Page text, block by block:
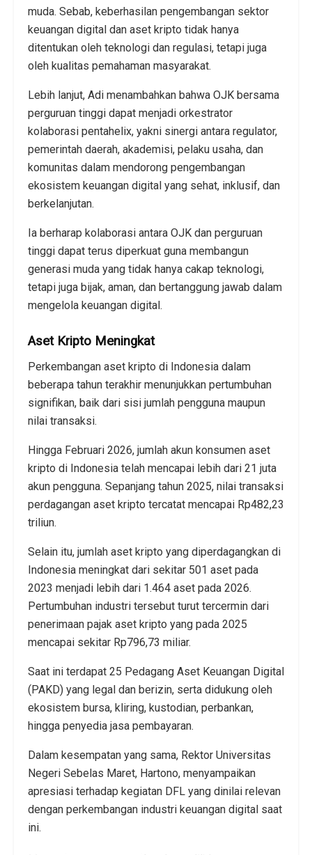
muda. Sebab, keberhasilan pengembangan sektor
keuangan digital dan aset kripto tidak hanya
ditentukan oleh teknologi dan regulasi, tetapi juga
oleh kualitas pemahaman masyarakat.
Lebih lanjut, Adi menambahkan bahwa OJK bersama
perguruan tinggi dapat menjadi orkestrator
kolaborasi pentahelix, yakni sinergi antara regulator,
pemerintah daerah, akademisi, pelaku usaha, dan
komunitas dalam mendorong pengembangan
ekosistem keuangan digital yang sehat, inklusif, dan
berkelanjutan.
Ia berharap kolaborasi antara OJK dan perguruan
tinggi dapat terus diperkuat guna membangun
generasi muda yang tidak hanya cakap teknologi,
tetapi juga bijak, aman, dan bertanggung jawab dalam
mengelola keuangan digital.
Aset Kripto Meningkat
Perkembangan aset kripto di Indonesia dalam
beberapa tahun terakhir menunjukkan pertumbuhan
signifikan, baik dari sisi jumlah pengguna maupun
nilai transaksi.
Hingga Februari 2026, jumlah akun konsumen aset
kripto di Indonesia telah mencapai lebih dari 21 juta
akun pengguna. Sepanjang tahun 2025, nilai transaksi
perdagangan aset kripto tercatat mencapai Rp482,23
triliun.
Selain itu, jumlah aset kripto yang diperdagangkan di
Indonesia meningkat dari sekitar 501 aset pada
2023 menjadi lebih dari 1.464 aset pada 2026.
Pertumbuhan industri tersebut turut tercermin dari
penerimaan pajak aset kripto yang pada 2025
mencapai sekitar Rp796,73 miliar.
Saat ini terdapat 25 Pedagang Aset Keuangan Digital
(PAKD) yang legal dan berizin, serta didukung oleh
ekosistem bursa, kliring, kustodian, perbankan,
hingga penyedia jasa pembayaran.
Dalam kesempatan yang sama, Rektor Universitas
Negeri Sebelas Maret, Hartono, menyampaikan
apresiasi terhadap kegiatan DFL yang dinilai relevan
dengan perkembangan industri keuangan digital saat
ini.